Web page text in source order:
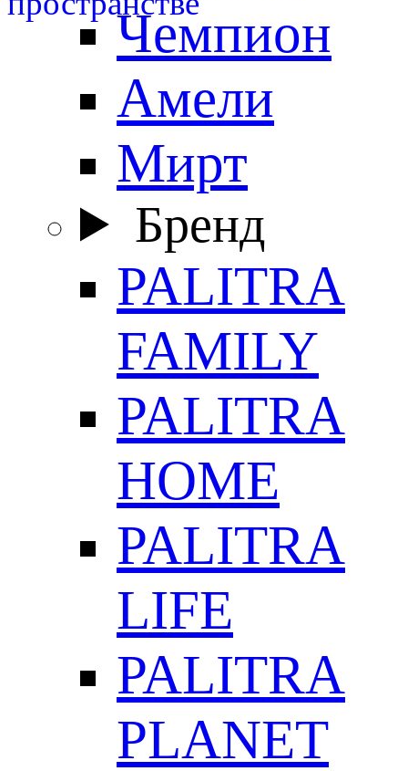
Чемпион
Амели
Мирт
Бренд
PALITRA
FAMILY
PALITRA
HOME
PALITRA
LIFE
PALITRA
PLANET